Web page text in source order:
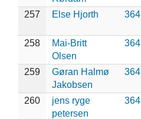
257 Else Hjorth 364
258
Mai-Britt
Olsen
364
259
Gøran Halmø
Jakobsen
364
260
jens ryge
petersen
364